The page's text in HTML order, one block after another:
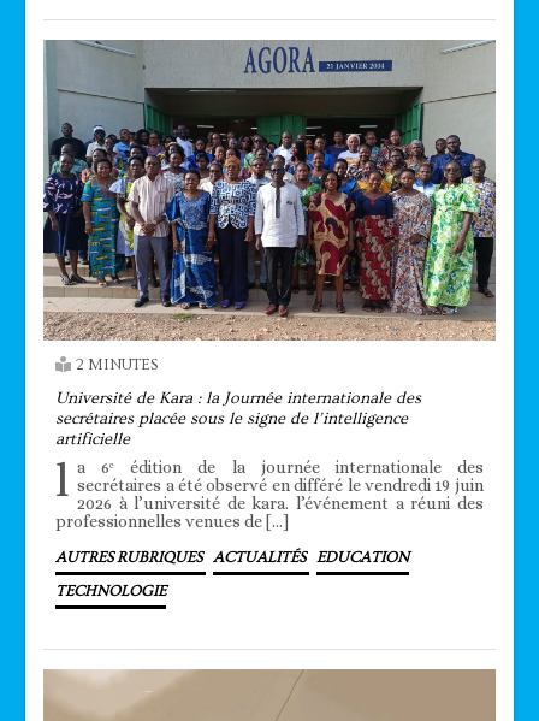
2 MINUTES
Université de Kara : la Journée internationale des
secrétaires placée sous le signe de l’intelligence
artificielle
l a 6ᵉ édition de la journée internationale des
secrétaires a été observé en différé le vendredi 19 juin
2026 à l’université de kara. l’événement a réuni des
professionnelles venues de […]
AUTRES RUBRIQUES ACTUALITÉS EDUCATION
TECHNOLOGIE